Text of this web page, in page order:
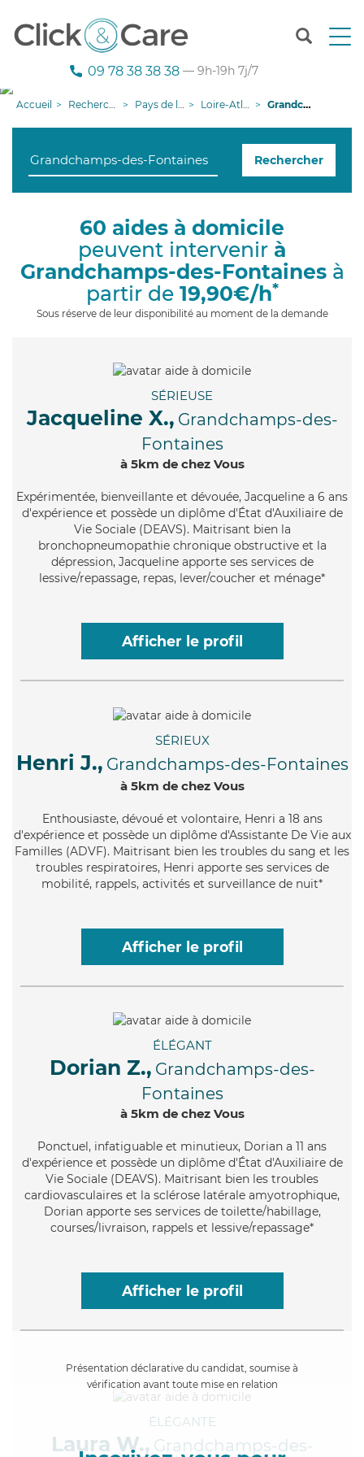
T
n
g
o
n
09 78 38 38 38 — 9h-19h 7j/7
Accueil Recherche aide à domicile Pays de la Loire Loire-Atlantique Grandchamps-des-Fontaines
Rechercher
60 aides à domicile
peuvent intervenir à
Grandchamps-des-Fontainesà
partir de 19,90€/h*
Sous réserve de leur disponibilité au moment de la demande
SÉRIEUSE
Jacqueline X., Grandchamps-des-
Fontaines
à 5km de chez Vous
Expérimentée, bienveillante et dévouée, Jacqueline a 6 ans
d'expérience et possède un diplôme d'État d'Auxiliaire de
Vie Sociale (DEAVS). Maitrisant bien la
bronchopneumopathie chronique obstructive et la
dépression, Jacqueline apporte ses services de
lessive/repassage, repas, lever/coucher et ménage*
Afficher le profil
SÉRIEUX
Henri J., Grandchamps-des-Fontaines
à 5km de chez Vous
Enthousiaste, dévoué et volontaire, Henri a 18 ans
d'expérience et possède un diplôme d'Assistante De Vie aux
Familles (ADVF). Maitrisant bien les troubles du sang et les
troubles respiratoires, Henri apporte ses services de
mobilité, rappels, activités et surveillance de nuit*
Afficher le profil
ÉLÉGANT
Dorian Z., Grandchamps-des-
Fontaines
à 5km de chez Vous
Ponctuel, infatiguable et minutieux, Dorian a 11 ans
d'expérience et possède un diplôme d'État d'Auxiliaire de
Vie Sociale (DEAVS). Maitrisant bien les troubles
cardiovasculaires et la sclérose latérale amyotrophique,
Dorian apporte ses services de toilette/habillage,
courses/livraison, rappels et lessive/repassage*
Afficher le profil
Présentation déclarative du candidat, soumise à
vérification avant toute mise en relation
ÉLÉGANTE
Laura W., Grandchamps-des-